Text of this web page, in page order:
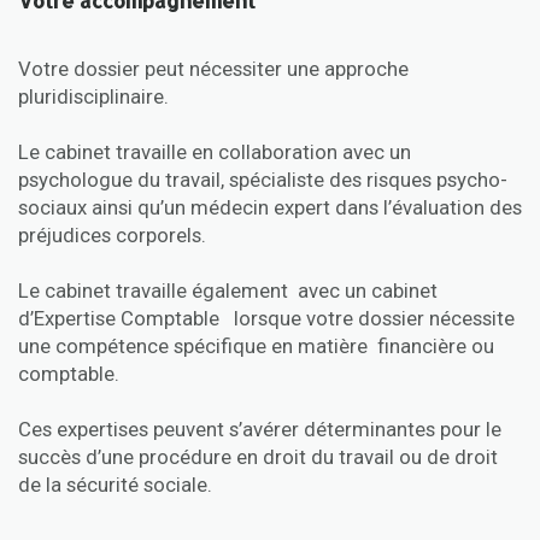
Votre dossier peut nécessiter une approche
pluridisciplinaire.
Le cabinet travaille en collaboration avec un
psychologue du travail, spécialiste des risques psycho-
sociaux ainsi qu’un médecin expert dans l’évaluation des
préjudices corporels.
Le cabinet travaille également avec un cabinet
d’Expertise Comptable lorsque votre dossier nécessite
une compétence spécifique en matière financière ou
comptable.
Ces expertises peuvent s’avérer déterminantes pour le
succès d’une procédure en droit du travail ou de droit
de la sécurité sociale.